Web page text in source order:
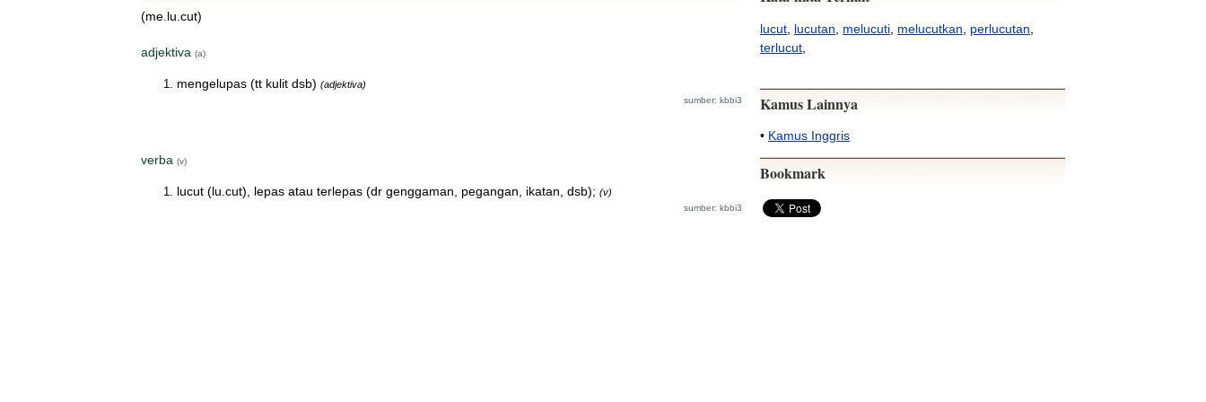
(me.lu.cut)
adjektiva (a)
mengelupas (tt kulit dsb) (adjektiva)
sumber: kbbi3
verba (v)
lucut (lu.cut), lepas atau terlepas (dr genggaman, pegangan, ikatan, dsb); (v)
sumber: kbbi3
lucut lucutan melucuti melucutkan perlucutan
terlucut
Kamus Lainnya
• Kamus Inggris
Bookmark